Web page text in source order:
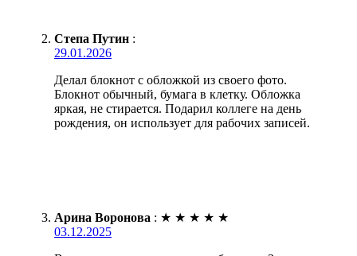
Степа Путин :
29.01.2026
Делал блокнот с обложкой из своего фото.
Блокнот обычный, бумага в клетку. Обложка
яркая, не стирается. Подарил коллеге на день
рождения, он использует для рабочих записей.
Арина Воронова : ★ ★ ★ ★ ★
03.12.2025